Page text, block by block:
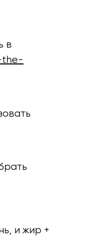
в
the-
и жир +